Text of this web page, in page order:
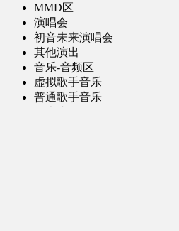
MMD区
演唱会
初音未来演唱会
其他演出
音乐-音频区
虚拟歌手音乐
普通歌手音乐